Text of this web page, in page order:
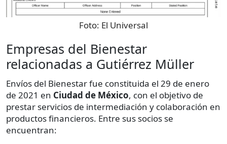
Foto: El Universal
Empresas del Bienestar
relacionadas a Gutiérrez Müller
Envíos del Bienestar fue constituida el 29 de enero
de 2021 en Ciudad de México, con el objetivo de
prestar servicios de intermediación y colaboración en
productos financieros. Entre sus socios se
encuentran: